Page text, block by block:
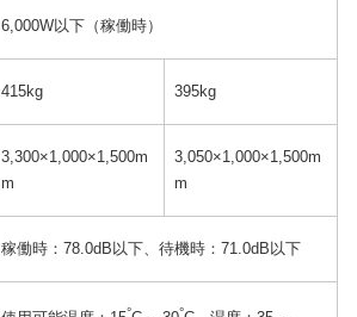
6,000W以下（稼働時）
415kg 395kg
3,300×1,000×1,500m
m
3,050×1,000×1,500m
m
稼働時：78.0dB以下、待機時：71.0dB以下
° °